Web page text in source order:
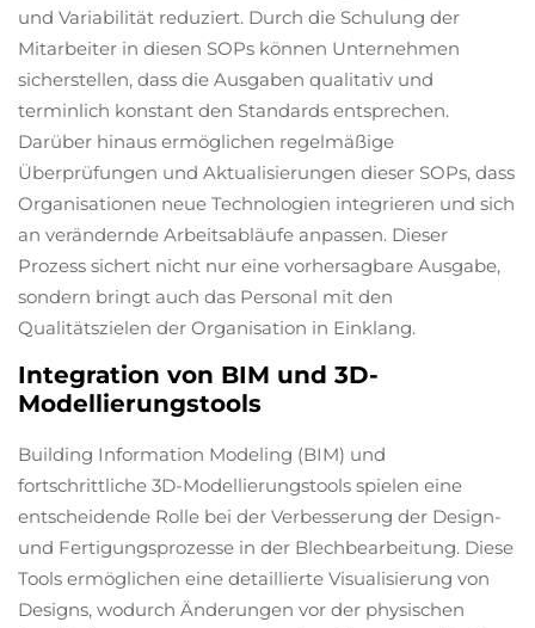
und Variabilität reduziert. Durch die Schulung der
Mitarbeiter in diesen SOPs können Unternehmen
sicherstellen, dass die Ausgaben qualitativ und
terminlich konstant den Standards entsprechen.
Darüber hinaus ermöglichen regelmäßige
Überprüfungen und Aktualisierungen dieser SOPs, dass
Organisationen neue Technologien integrieren und sich
an verändernde Arbeitsabläufe anpassen. Dieser
Prozess sichert nicht nur eine vorhersagbare Ausgabe,
sondern bringt auch das Personal mit den
Qualitätszielen der Organisation in Einklang.
Integration von BIM und 3D-
Modellierungstools
Building Information Modeling (BIM) und
fortschrittliche 3D-Modellierungstools spielen eine
entscheidende Rolle bei der Verbesserung der Design-
und Fertigungsprozesse in der Blechbearbeitung. Diese
Tools ermöglichen eine detaillierte Visualisierung von
Designs, wodurch Änderungen vor der physischen